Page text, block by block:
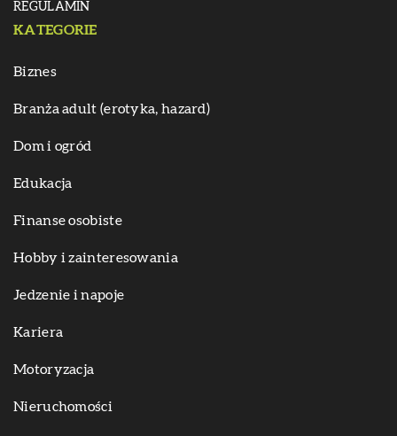
REGULAMIN
KATEGORIE
Biznes
Branża adult (erotyka, hazard)
Dom i ogród
Edukacja
Finanse osobiste
Hobby i zainteresowania
Jedzenie i napoje
Kariera
Motoryzacja
Nieruchomości